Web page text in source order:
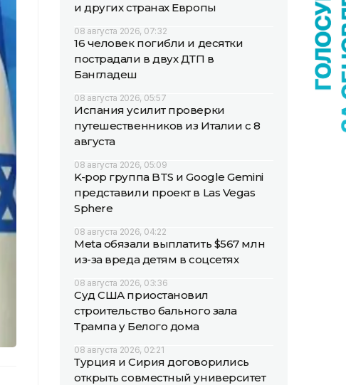
и других странах Европы
08 августа 2026, 07:32
16 человек погибли и десятки
пострадали в двух ДТП в
Бангладеш
08 августа 2026, 05:57
Испания усилит проверки
путешественников из Италии с 8
августа
08 августа 2026, 05:09
K-pop группа BTS и Google Gemini
представили проект в Las Vegas
Sphere
08 августа 2026, 04:22
Meta обязали выплатить $567 млн
из-за вреда детям в соцсетях
08 августа 2026, 03:36
Суд США приостановил
строительство бального зала
Трампа у Белого дома
08 августа 2026, 02:21
Турция и Сирия договорились
открыть совместный университет